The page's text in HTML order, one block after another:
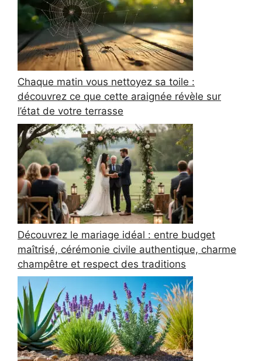
Chaque matin vous nettoyez sa toile :
découvrez ce que cette araignée révèle sur
l’état de votre terrasse
Découvrez le mariage idéal : entre budget
maîtrisé, cérémonie civile authentique, charme
champêtre et respect des traditions